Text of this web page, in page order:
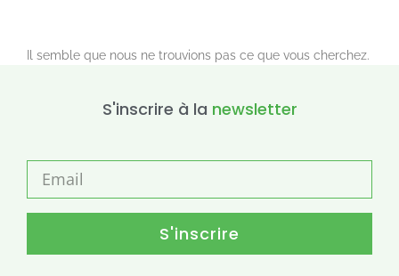
Il semble que nous ne trouvions pas ce que vous cherchez.
S'inscrire à la newsletter
S'inscrire